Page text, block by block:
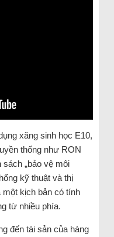
xăng sinh học E10,
thống như RON
„bảo vệ môi
kỹ thuật và thị
kịch bản có tính
từ nhiều phía.
đến tài sản của hàng